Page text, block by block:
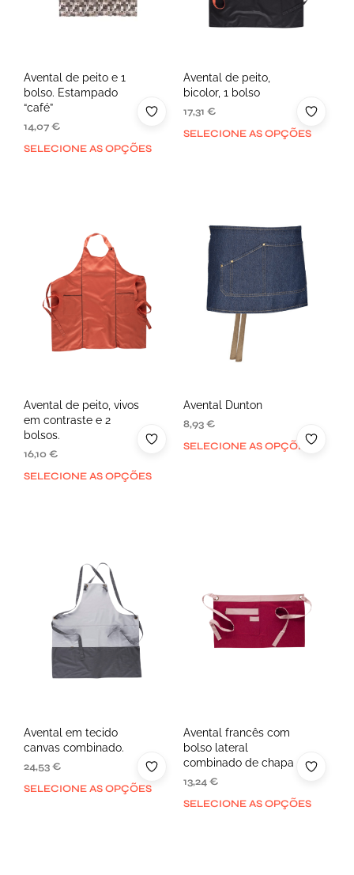
Avental de peito e 1
bolso. Estampado
“café”
14,07€
SELECIONE AS OPÇÕES
Avental de peito,
bicolor, 1 bolso
17,31 €
SELECIONE AS OPÇÕES
Avental de peito, vivos
em contraste e 2
bolsos.
16,10 €
SELECIONE AS OPÇÕES
Avental Dunton
8,93€
SELECIONE AS OPÇÕES
Avental em tecido
canvas combinado.
24,53€
SELECIONE AS OPÇÕES
Avental francês com
bolso lateral
combinado de chapa
13,24€
SELECIONE AS OPÇÕES